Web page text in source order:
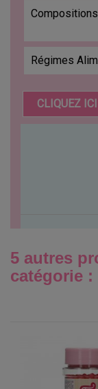
Compositions
Régimes
CLIQUEZ
5 autres
catégorie :